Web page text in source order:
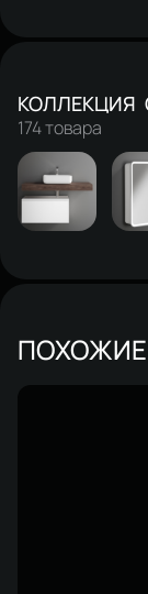
174 товара